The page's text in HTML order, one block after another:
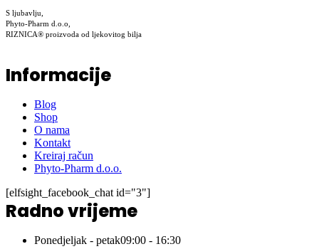
S ljubavlju,
Phyto-Pharm d.o.o,
RIZNICA® proizvoda od ljekovitog bilja
Informacije
Blog
Shop
O nama
Kontakt
Kreiraj račun
Phyto-Pharm d.o.o.
[elfsight_facebook_chat id="3"]
Radno vrijeme
Ponedjeljak - petak09:00 - 16:30